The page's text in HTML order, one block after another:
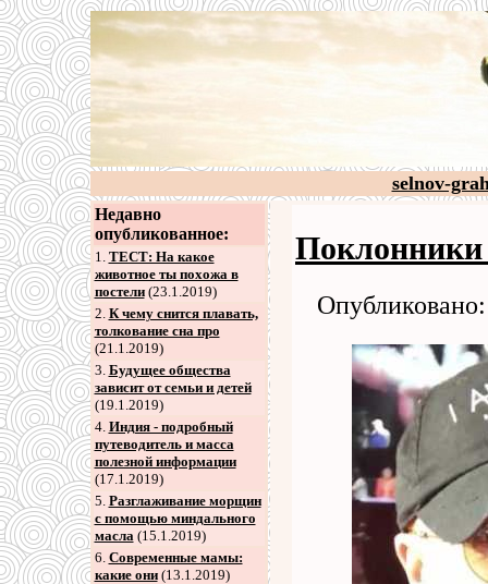
selnov-
Недавно
опубликованное:
1. ТЕСТ: На какое
животное ты похожа в
постели(23.1.2019)
2. К чему снится плавать,
толкование сна про
(21.1.2019)
3. Будущее общества
зависит от семьи и детей
(19.1.2019)
4. Индия - подробный
путеводитель и масса
полезной информации
(17.1.2019)
5. Разглаживание морщин
с помощью миндального
масла(15.1.2019)
6. Современные мамы:
какие они(13.1.2019)
Поклонники